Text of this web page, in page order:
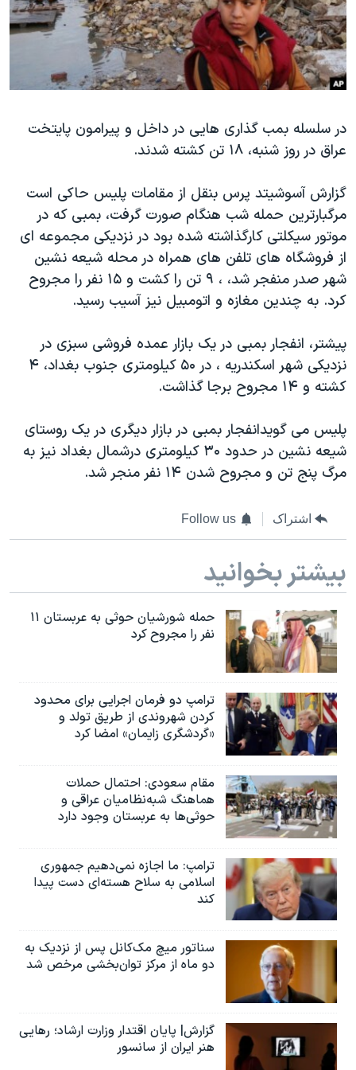
فرهنگ و زندگی
حقوق شهروندی
اقتصادی
اسرائیل در جنگ
گالری عکس
آرشیو پخش زنده
مستندها
انتخابات ریاست جمهوری آمریکا ۲۰۲۴
حمله جمهوری اسلامی به اسرائیل
ورزش زنان در ایران
اعتراضات زن، زندگی، آزادی
مجموعه مستندهای دادخواهی
تریبونال مردمی آبان ۹۸
دادگاه حمید نوری
چهل سال گروگان‌گیری
قانون شفافیت دارائی کادر رهبری ایران
اسرائیل در جنگ
نرگس محمدی برنده جایزه نوبل صلح
صفحه‌های ویژه
سفر پرزیدنت ترامپ به چین
دنبال کنید
زبانهای مختلف
در سلسله بمب گذاری هایی در داخل و پیرامون پایتخت
عراق در روز شنبه، ۱۸ تن کشته شدند.
گزارش آسوشیتد پرس بنقل از مقامات پلیس حاکی است
مرگبارترین حمله شب هنگام صورت گرفت، بمبی که در
موتور سیکلتی کارگذاشته شده بود در نزدیکی مجموعه ای
از فروشگاه های تلفن های همراه در محله شیعه نشین
شهر صدر منفجر شد، ، ۹ تن را کشت و ۱۵ نفر را مجروح
کرد. به چندین مغازه و اتومبیل نیز آسیب رسید.
پیشتر، انفجار بمبی در یک بازار عمده فروشی سبزی در
نزدیکی شهر اسکندریه ، در ۵۰ کیلومتری جنوب بغداد، ۴
کشته و ۱۴ مجروح برجا گذاشت.
پلیس می گویدانفجار بمبی در بازار دیگری در یک روستای
شیعه نشین در حدود ۳۰ کیلومتری درشمال بغداد نیز به
مرگ پنج تن و مجروح شدن ۱۴ نفر منجر شد.
اشتراک Follow us
بیشتر بخوانید
حمله شورشیان حوثی به عربستان ۱۱
نفر را مجروح کرد
ترامپ دو فرمان اجرایی برای محدود
کردن شهروندی از طریق تولد و
«گردشگری زایمان» امضا کرد
مقام سعودی: احتمال حملات
هماهنگ شبه‌نظامیان عراقی و
حوثی‌ها به عربستان وجود دارد
ترامپ: ما اجازه نمی‌دهیم جمهوری
اسلامی به سلاح هسته‌ای دست پیدا
کند
سناتور میچ مک‌کانل پس از نزدیک به
دو ماه از مرکز توان‌بخشی مرخص شد
گزارش| پایان اقتدار وزارت ارشاد؛ رهایی
هنر ایران از سانسور